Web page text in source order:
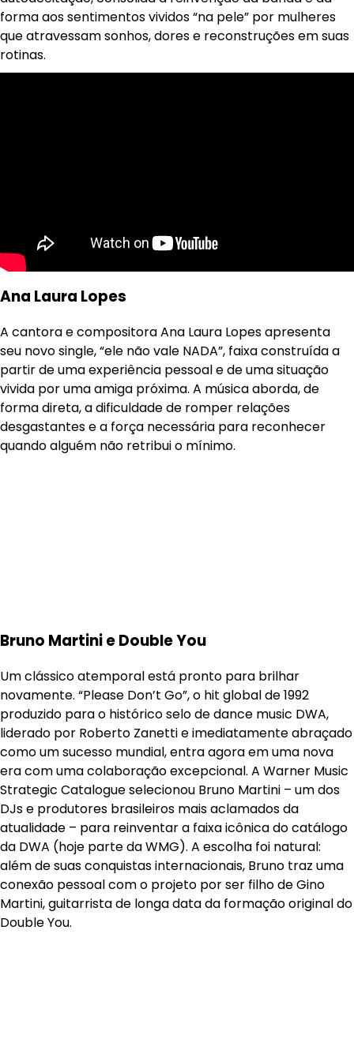
forma aos sentimentos vividos “na pele” por mulheres
que atravessam sonhos, dores e reconstruções em suas
rotinas.
Ana Laura Lopes
A cantora e compositora Ana Laura Lopes apresenta
seu novo single, “ele não vale NADA”, faixa construída a
partir de uma experiência pessoal e de uma situação
vivida por uma amiga próxima. A música aborda, de
forma direta, a dificuldade de romper relações
desgastantes e a força necessária para reconhecer
quando alguém não retribui o mínimo.
Bruno Martini e Double You
Um clássico atemporal está pronto para brilhar
novamente. “Please Don’t Go”, o hit global de 1992
produzido para o histórico selo de dance music DWA,
liderado por Roberto Zanetti e imediatamente abraçado
como um sucesso mundial, entra agora em uma nova
era com uma colaboração excepcional. A Warner Music
Strategic Catalogue selecionou Bruno Martini – um dos
DJs e produtores brasileiros mais aclamados da
atualidade – para reinventar a faixa icônica do catálogo
da DWA (hoje parte da WMG). A escolha foi natural:
além de suas conquistas internacionais, Bruno traz uma
conexão pessoal com o projeto por ser filho de Gino
Martini, guitarrista de longa data da formação original do
Double You.